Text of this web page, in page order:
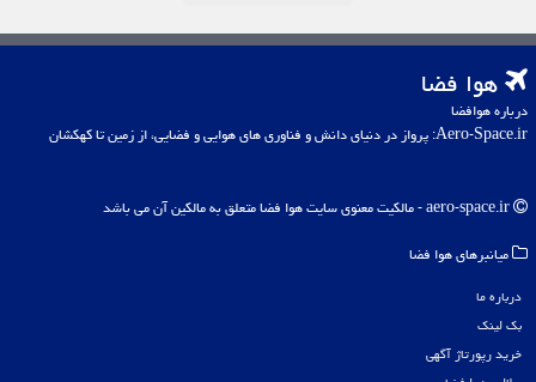
هوا فضا
درباره هوافضا
Aero-Space.ir: پرواز در دنیای دانش و فناوری های هوایی و فضایی، از زمین تا کهکشان
میانبرهای هوا فضا
درباره ما
بک لینک
خرید رپورتاژ آگهی